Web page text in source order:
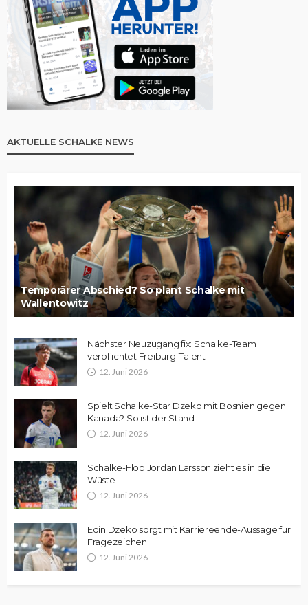
AKTUELLE SCHALKE NEWS
Temporärer Abschied? So plant Schalke mit
Wallentowitz
Nächster Neuzugang fix: Schalke-Team
verpflichtet Freiburg-Talent
12. Juni 2026
Spielt Schalke-Star Dzeko mit Bosnien gegen
Kanada? So ist der Stand
12. Juni 2026
Schalke-Flop Jordan Larsson zieht es in die
Wüste
12. Juni 2026
Edin Dzeko sorgt mit Karriereende-Aussage für
Fragezeichen
12. Juni 2026